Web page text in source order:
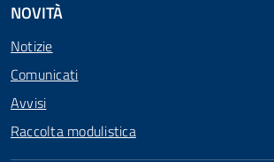
NOVITÀ
Notizie
Comunicati
Avvisi
Raccolta modulistica